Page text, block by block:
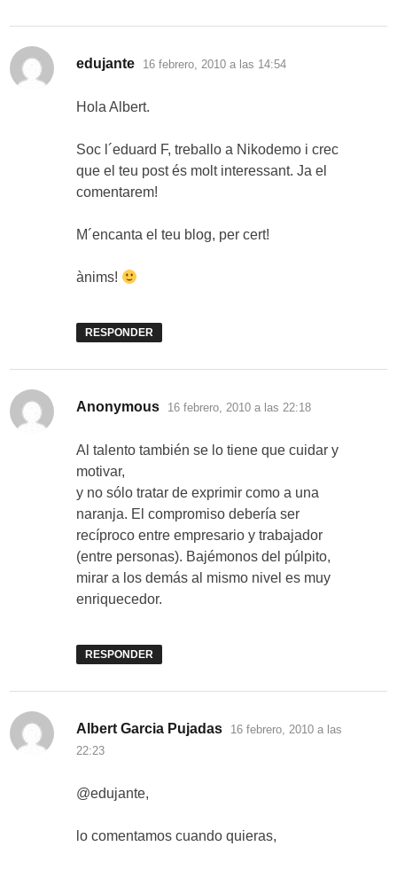
edujante dice:
16 febrero, 2010 a las 14:54
Hola Albert.
Soc l´eduard F, treballo a Nikodemo i crec
que el teu post és molt interessant. Ja el
comentarem!
M´encanta el teu blog, per cert!
ànims!
RESPONDER
Anonymous dice:
16 febrero, 2010 a las 22:18
Al talento también se lo tiene que cuidar y
motivar,
y no sólo tratar de exprimir como a una
naranja. El compromiso debería ser
recíproco entre empresario y trabajador
(entre personas). Bajémonos del púlpito,
mirar a los demás al mismo nivel es muy
enriquecedor.
RESPONDER
Albert Garcia Pujadas dice:
16 febrero, 2010 a las
22:23
@edujante,
lo comentamos cuando quieras,